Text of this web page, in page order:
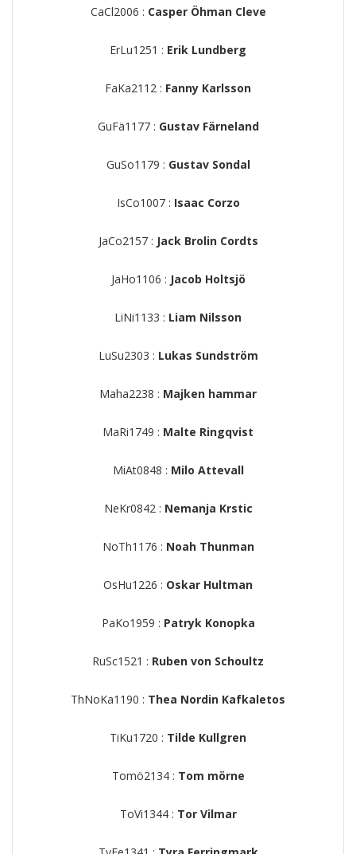
CaCl2006 : Casper Öhman Cleve
ErLu1251 : Erik Lundberg
FaKa2112 : Fanny Karlsson
GuFä1177 : Gustav Färneland
GuSo1179 : Gustav Sondal
IsCo1007 : Isaac Corzo
JaCo2157 : Jack Brolin Cordts
JaHo1106 : Jacob Holtsjö
LiNi1133 : Liam Nilsson
LuSu2303 : Lukas Sundström
Maha2238 : Majken hammar
MaRi1749 : Malte Ringqvist
MiAt0848 : Milo Attevall
NeKr0842 : Nemanja Krstic
NoTh1176 : Noah Thunman
OsHu1226 : Oskar Hultman
PaKo1959 : Patryk Konopka
RuSc1521 : Ruben von Schoultz
ThNoKa1190 : Thea Nordin Kafkaletos
TiKu1720 : Tilde Kullgren
Tomö2134 : Tom mörne
ToVi1344 : Tor Vilmar